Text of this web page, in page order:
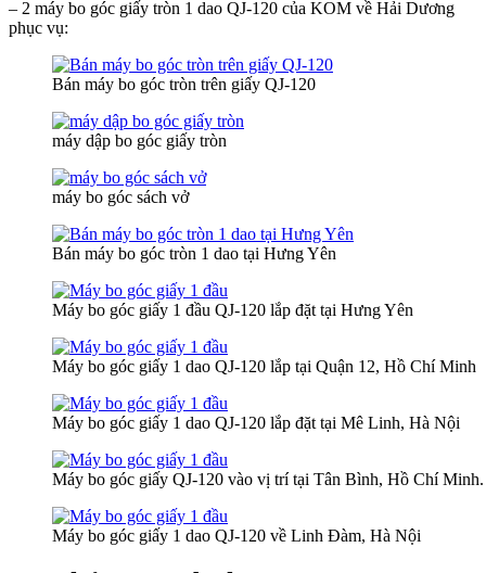
– 2 máy bo góc giấy tròn 1 dao QJ-120 của KOM về Hải Dương
phục vụ:
Bán máy bo góc tròn trên giấy QJ-120
máy dập bo góc giấy tròn
máy bo góc sách vở
Bán máy bo góc tròn 1 dao tại Hưng Yên
Máy bo góc giấy 1 đầu QJ-120 lắp đặt tại Hưng Yên
Máy bo góc giấy 1 dao QJ-120 lắp tại Quận 12, Hồ Chí Minh
Máy bo góc giấy 1 dao QJ-120 lắp đặt tại Mê Linh, Hà Nội
Máy bo góc giấy QJ-120 vào vị trí tại Tân Bình, Hồ Chí Minh.
Máy bo góc giấy 1 dao QJ-120 về Linh Đàm, Hà Nội